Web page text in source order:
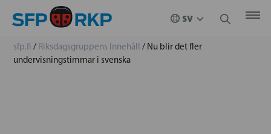
sfp.fi / Riksdagsgruppens Innehåll / Nu blir det fler
undervisningstimmar i svenska